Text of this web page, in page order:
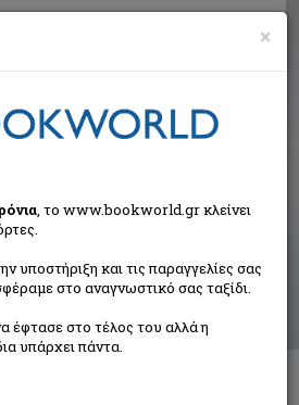
αναζήτησης
Kate 1951- (6 βιβλία)
×
, το www.bookworld.gr κλείνει
υποστήριξη και τις παραγγελίες σας
στο αναγνωστικό σας ταξίδι.
έφτασε στο τέλος του αλλά η
υπάρχει πάντα.